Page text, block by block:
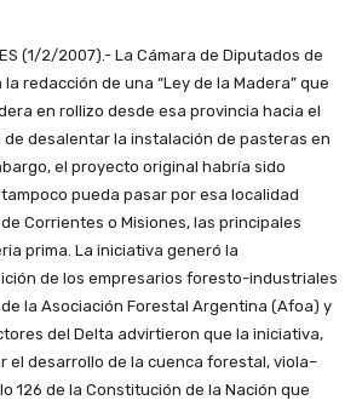
(1/2/2007).- La Cámara de Diputados de
redacción de una “Ley de la Madera” que
en rollizo desde esa provincia hacia el
de desalentar la instalación de pasteras en
el proyecto original habría sido
pueda pasar por esa localidad
Corrientes o Misiones, las principales
prima. La iniciativa generó la
de los empresarios foresto-industriales
la Asociación Forestal Argentina (Afoa) y
del Delta advirtieron que la iniciativa,
el desarrollo de la cuenca forestal, viola–
126 de la Constitución de la Nación que